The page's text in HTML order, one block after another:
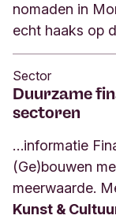
nomaden in
echt haaks op
Duurzame
sectoren
Sector
…informatie
(Ge)bouwen
meerwaarde.
Kunst &